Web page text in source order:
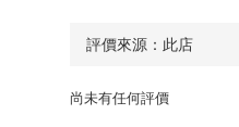
尚未有任何評價